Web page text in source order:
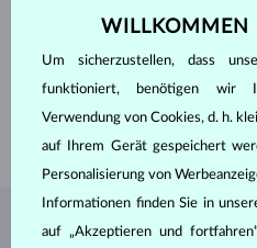
OHNE
SCHMUCK AUS DEM
WILLKOMMEN
Um sicherzustellen, dass
funktioniert, benötigen wir
Verwendung von Cookies, d. h.
auf Ihrem Gerät gespeichert
Personalisierung von
Informationen finden Sie in
auf „Akzeptieren und